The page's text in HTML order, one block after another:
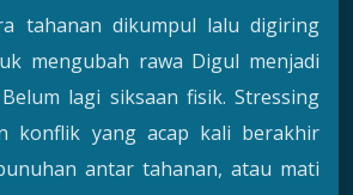
tahanan dikumpul lalu digiring
mengubah rawa Digul menjadi
lagi siksaan fisik. Stressing
konflik yang acap kali berakhir
antar tahanan, atau mati